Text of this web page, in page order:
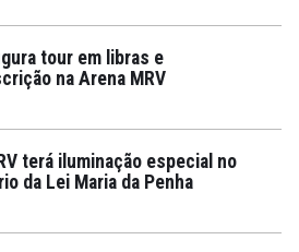
tour em libras e
na Arena MRV
terá iluminação especial no
da Lei Maria da Penha